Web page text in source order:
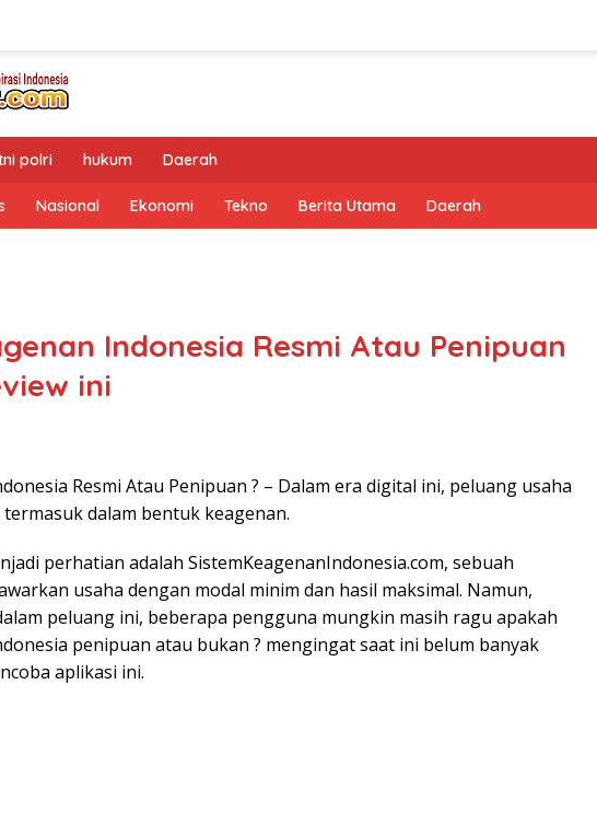
polri hukum Daerah
Nasional Ekonomi Tekno Berita Utama Daerah
Indonesia Resmi Atau Penipuan
ini
Resmi Atau Penipuan ? – Dalam era digital ini, peluang usaha
dalam bentuk keagenan.
perhatian adalah SistemKeagenanIndonesia.com, sebuah
usaha dengan modal minim dan hasil maksimal. Namun,
peluang ini, beberapa pengguna mungkin masih ragu apakah
penipuan atau bukan ? mengingat saat ini belum banyak
aplikasi ini.